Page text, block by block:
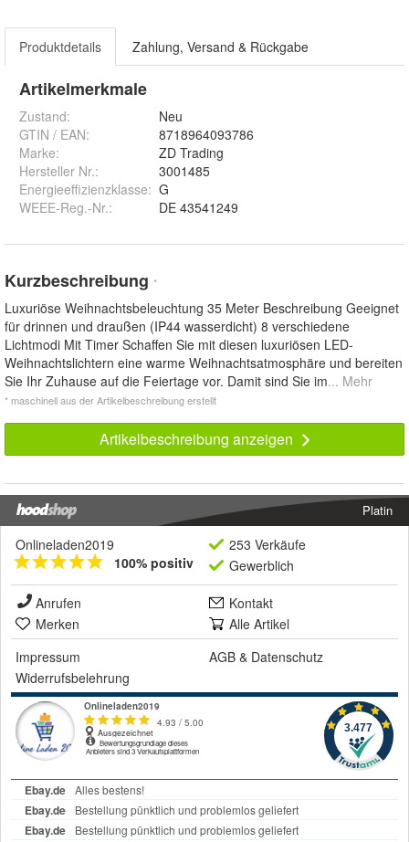
Produktdetails Zahlung, Versand & Rückgabe
Artikelmerkmale
Zustand:
Neu
GTIN / EAN:
8718964093786
Marke:
ZD Trading
Hersteller Nr.:
3001485
Energieeffizienzklasse: G
WEEE-Reg.-Nr.: DE 43541249
Kurzbeschreibung *
Luxuriöse Weihnachtsbeleuchtung 35 Meter Beschreibung Geeignet
für drinnen und draußen (IP44 wasserdicht) 8 verschiedene
Lichtmodi Mit Timer Schaffen Sie mit diesen luxuriösen LED-
Weihnachtslichtern eine warme Weihnachtsatmosphäre und bereiten
Sie Ihr Zuhause auf die Feiertage vor. Damit sind Sie im... Mehr
* maschinell aus der Artikelbeschreibung erstellt
Artikelbeschreibung anzeigen
Platin
Onlineladen2019
100% positiv
253 Verkäufe
Gewerblich
Anrufen
Kontakt
Merken
Alle Artikel
Impressum
AGB & Datenschutz
Widerrufsbelehrung